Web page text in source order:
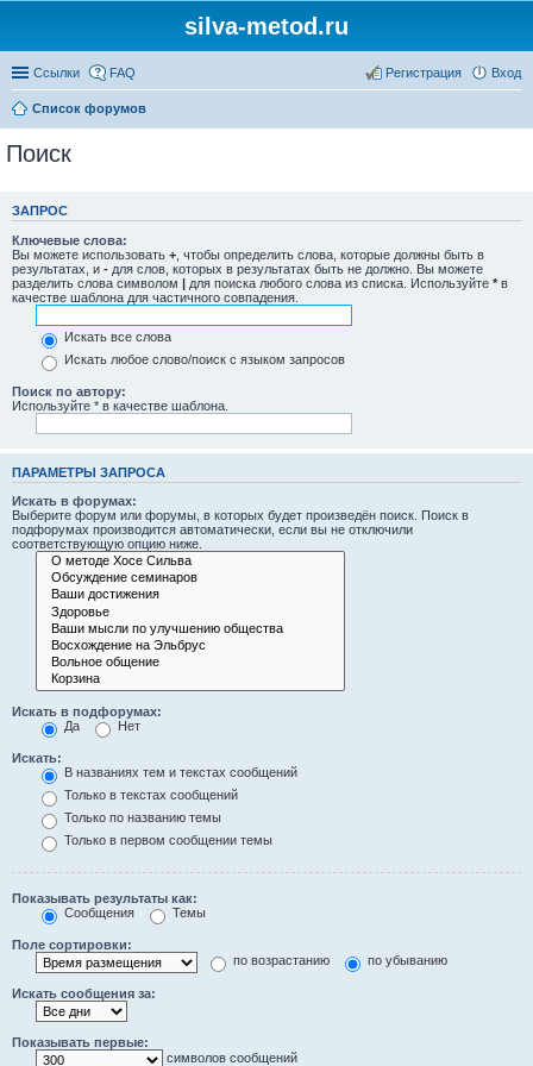
silva-metod.ru
Ссылки FAQ Вход
Регистрация
Список форумов
Поиск
ЗАПРОС
Ключевые слова:
Вы можете использовать + , чтобы определить слова, которые должны быть в
результатах, и - для слов, которых в результатах быть не должно. Вы можете
разделить слова символом | для поиска любого слова из списка. Используйте * в
качестве шаблона для частичного совпадения.
Искать все слова
Искать любое слово/поиск с языком запросов
Поиск по автору:
Используйте * в качестве шаблона.
ПАРАМЕТРЫ ЗАПРОСА
Искать в форумах:
Выберите форум или форумы, в которых будет произведён поиск. Поиск в
подфорумах производится автоматически, если вы не отключили
соответствующую опцию ниже.
Искать в подфорумах:
Да
Нет
Искать:
В названиях тем и текстах сообщений
Только в текстах сообщений
Только по названию темы
Только в первом сообщении темы
Показывать результаты как:
Сообщения
Темы
Поле сортировки:
по возрастанию
по убыванию
Искать сообщения за:
Показывать первые:
символов сообщений